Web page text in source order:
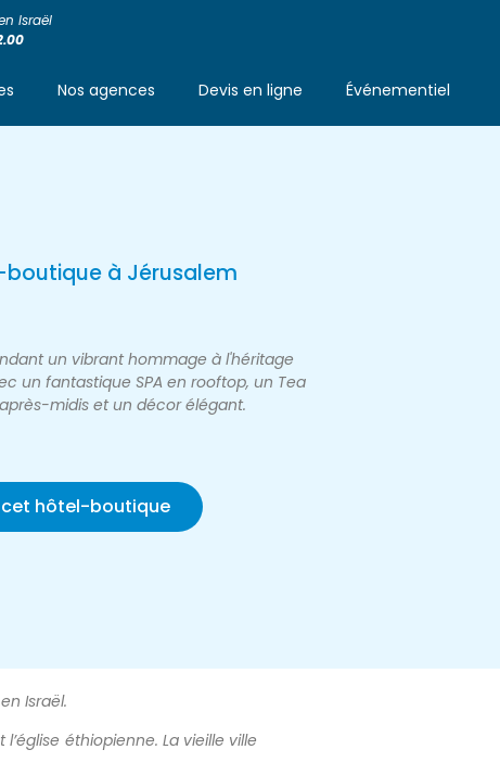
Israël
Nos agences Devis en ligne Événementiel
à Jérusalem
un vibrant hommage à l'héritage
un fantastique SPA en rooftop, un Tea
midis et un décor élégant.
cet hôtel-boutique
Israël.
éthiopienne. La vieille ville